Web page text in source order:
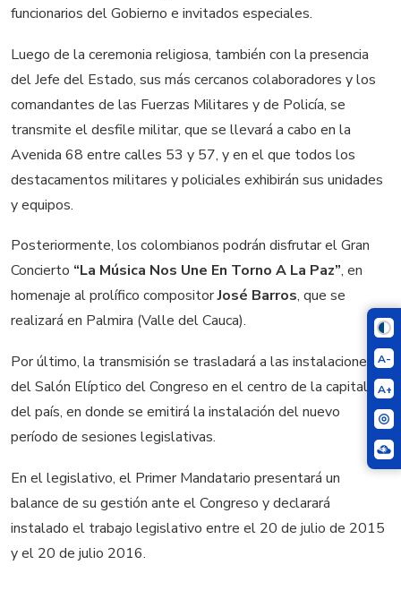
A-
A+
funcionarios del Gobierno e invitados especiales.
Luego de la ceremonia religiosa, también con la presencia
del Jefe del Estado, sus más cercanos colaboradores y los
comandantes de las Fuerzas Militares y de Policía, se
transmite el desfile militar, que se llevará a cabo en la
Avenida 68 entre calles 53 y 57, y en el que todos los
destacamentos militares y policiales exhibirán sus unidades
y equipos.
Posteriormente, los colombianos podrán disfrutar el Gran
Concierto “La Música Nos Une En Torno A La Paz”, en
homenaje al prolífico compositorJosé Barros, que se
realizará en Palmira (Valle del Cauca).
Por último, la transmisión se trasladará a las instalaciones
del Salón Elíptico del Congreso en el centro de la capital
del país, en donde se emitirá la instalación del nuevo
período de sesiones legislativas.
En el legislativo, el Primer Mandatario presentará un
balance de su gestión ante el Congreso y declarará
instalado el trabajo legislativo entre el 20 de julio de 2015
y el 20 de julio 2016.